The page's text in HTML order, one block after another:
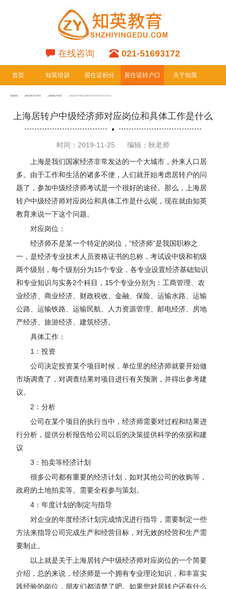
在线咨询 021-51693172
首页 知英培训 居住证积分
专栏
居住证转户口 关于知英
知英首页 居住证转户口栏目 上海居转户办理 上海居转户中级经济师对应岗位和具体工作是什么
上海居转户中级经济师对应岗位和具体工作是什么
时间：2019-11-25 编辑：秋老师
上海是我们国家经济非常发达的一个大城市，外来人口居
多。由于工作和生活的诸多不便，人们就开始考虑居转户的问
题了，参加中级经济师考试是一个很好的途径。那么，上海居
转户中级经济师对应岗位和具体工作是什么呢，现在就由知英
教育来说一下这个问题。
对应岗位：
经济师不是某一个特定的岗位，“经济师”是我国职称之
一，是经济专业技术人员资格证书的总称，考试设中级和初级
两个级别，每个级别分为15个专业，各专业设置经济基础知识
和专业知识与实务2个科目，15个专业分别为：工商管理、农
业经济、商业经济、财政税收、金融、保险、运输水路、运输
公路、运输铁路、运输民航、人力资源管理、邮电经济、房地
产经济、旅游经济、建筑经济。
具体工作：
1：投资
公司决定投资某个项目时候，单位里的经济师就要开始做
市场调查了，对调查结果对项目进行有关预测，并得出参考建
议。
2：分析
公司在某个项目的执行当中，经济师需要对过程和结果进
行分析，提供分析报告给公司以后的决策提供科学的依据和建
议
3：拍卖等经济计划
很多公司都有重要的经济计划，如对其他公司的收购等，
政府的土地拍卖等。需要全程参与策划。
4：年度计划的制定与指导
对企业的年度经济计划完成情况进行指导，需要制定一些
方法来指导公司完成生产和经营目标，对无效的经营和生产需
要制止。
以上就是关于上海居转户中级经济师对应岗位的一个简要
介绍，总的来说，经济师是一个拥有专业理论知识，和丰富实
践经验的岗位，朋友们都清楚了吧。如果您对居转户还有什么